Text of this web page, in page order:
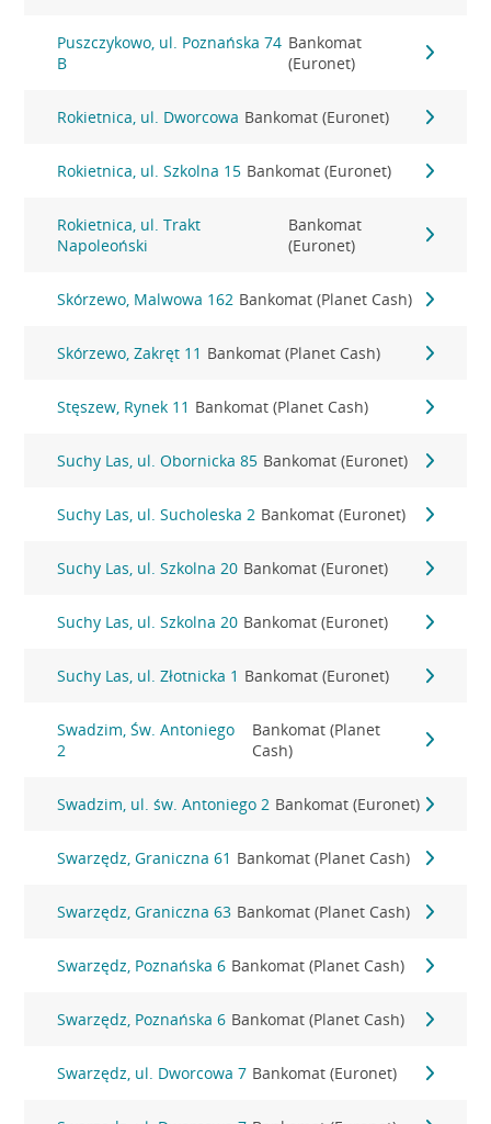
Puszczykowo, ul. Poznańska 74
B
Bankomat
(Euronet)
Rokietnica, ul. Dworcowa Bankomat (Euronet)
Rokietnica, ul. Szkolna 15 Bankomat (Euronet)
Rokietnica, ul. Trakt
Napoleoński
Bankomat
(Euronet)
Skórzewo, Malwowa 162 Bankomat (Planet Cash)
Skórzewo, Zakręt 11 Bankomat (Planet Cash)
Stęszew, Rynek 11 Bankomat (Planet Cash)
Suchy Las, ul. Obornicka 85 Bankomat (Euronet)
Suchy Las, ul. Sucholeska 2 Bankomat (Euronet)
Suchy Las, ul. Szkolna 20 Bankomat (Euronet)
Suchy Las, ul. Szkolna 20 Bankomat (Euronet)
Suchy Las, ul. Złotnicka 1 Bankomat (Euronet)
Swadzim, Św. Antoniego
2
Bankomat (Planet
Cash)
Swadzim, ul. św. Antoniego 2 Bankomat (Euronet)
Swarzędz, Graniczna 61 Bankomat (Planet Cash)
Swarzędz, Graniczna 63 Bankomat (Planet Cash)
Swarzędz, Poznańska 6 Bankomat (Planet Cash)
Swarzędz, Poznańska 6 Bankomat (Planet Cash)
Swarzędz, ul. Dworcowa 7 Bankomat (Euronet)